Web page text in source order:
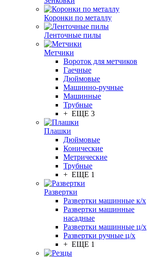
Коронки по металлу
Ленточные пилы
Метчики
Вороток для метчиков
Гаечные
Дюймовые
Машинно-ручные
Машинные
Трубные
+ ЕЩЕ 3
Плашки
Дюймовые
Конические
Метрические
Трубные
+ ЕЩЕ 1
Развертки
Развертки машинные к/х
Развертки машинные
насадные
Развертки машинные ц/х
Развертки ручные ц/х
+ ЕЩЕ 1